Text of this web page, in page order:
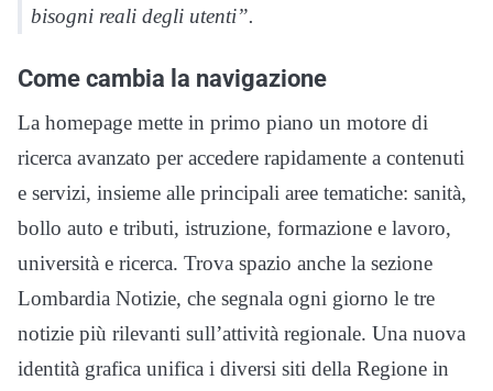
bisogni reali degli utenti”.
Come cambia la navigazione
La homepage mette in primo piano un motore di
ricerca avanzato per accedere rapidamente a contenuti
e servizi, insieme alle principali aree tematiche: sanità,
bollo auto e tributi, istruzione, formazione e lavoro,
università e ricerca. Trova spazio anche la sezione
Lombardia Notizie, che segnala ogni giorno le tre
notizie più rilevanti sull’attività regionale. Una nuova
identità grafica unifica i diversi siti della Regione in